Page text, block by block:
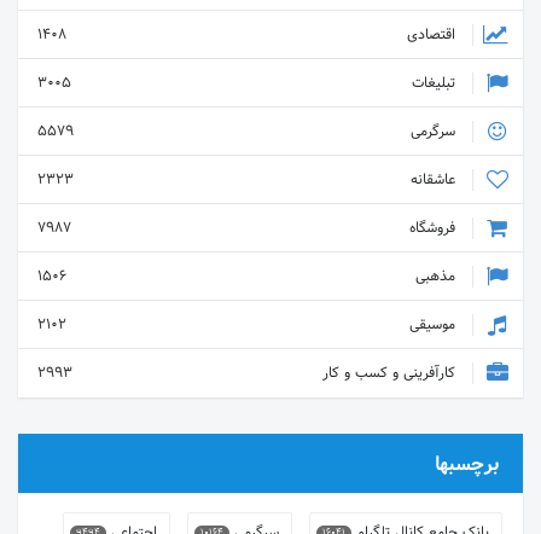
اقتصادی
1408
تبلیغات
3005
سرگرمی
5579
عاشقانه
2323
فروشگاه
7987
مذهبی
1506
موسیقی
2102
کارآفرینی و کسب و کار
2993
برچسبها